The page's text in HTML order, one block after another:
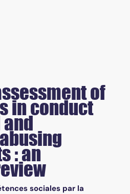
of
in conduct
: an
sociales par la